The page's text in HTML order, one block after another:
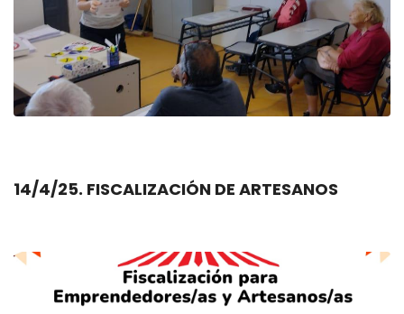
14/4/25. FISCALIZACIÓN DE ARTESANOS